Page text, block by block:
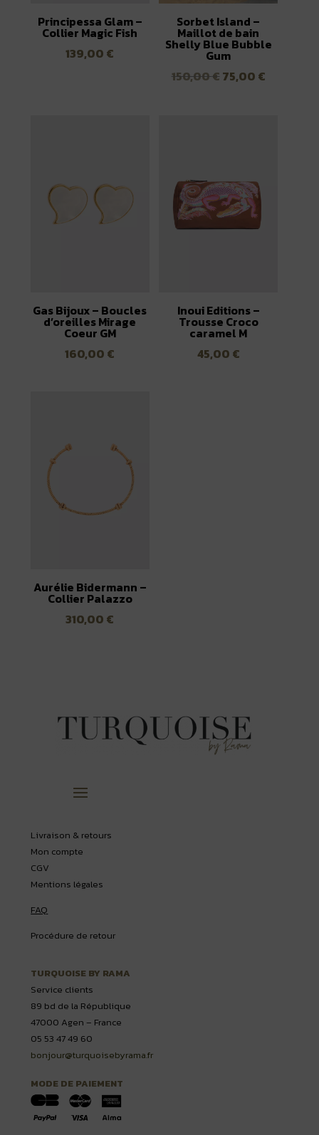
Principessa Glam –
Collier Magic Fish
139,00 €
Sorbet Island –
Maillot de bain
Shelly Blue Bubble
Gum
150,00€ Le
75,00 €Le
Gas Bijoux – Boucles
d’oreilles Mirage
Coeur GM
160,00 €
Inoui Editions –
Trousse Croco
caramel M
45,00 €
Aurélie Bidermann –
Collier Palazzo
310,00 €
Livraison & retours
Mon compte
CGV
Mentions légales
FAQ
Procédure de retour
TURQUOISE BY RAMA
Service clients
89 bd de la République
47000 Agen – France
05 53 47 49 60
bonjour@turquoisebyrama.fr
MODE DE PAIEMENT